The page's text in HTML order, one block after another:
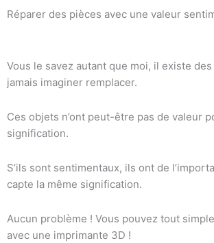
Réparer des pièces avec une valeur
Vous le savez autant que moi, il existe
jamais imaginer remplacer.
Ces objets n’ont peut-être pas de valeur
signification.
S’ils sont sentimentaux, ils ont de
capte la même signification.
Aucun problème ! Vous pouvez tout
avec une imprimante 3D !